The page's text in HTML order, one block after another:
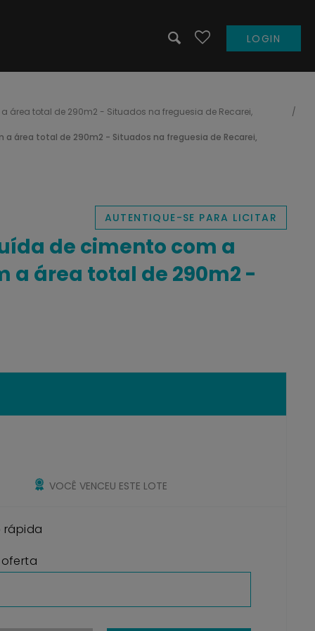
LOGIN
área total de 290m2 - Situados na freguesia de Recarei,
área total de 290m2 - Situados na freguesia de Recarei,
AUTENTIQUE-SE PARA LICITAR
de cimento com a
a área total de 290m2 -
VOCÊ VENCEU ESTE LOTE
rápida